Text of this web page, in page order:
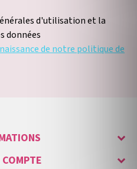
d'utilisation et la
données
de notre politique de